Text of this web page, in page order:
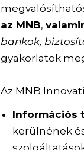
az MNB,
bankok,
gyakorlatok
Az MNB
Információs
kerülnének